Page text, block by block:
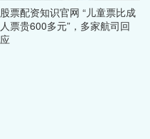
股票配资知识官网 “儿童票比成
人票贵600多元”，多家航司回
应